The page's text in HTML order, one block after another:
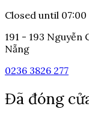
Closed until 07:00
191 - 193 Nguyễn
Nẵng
0236 3826 277
Đã đóng